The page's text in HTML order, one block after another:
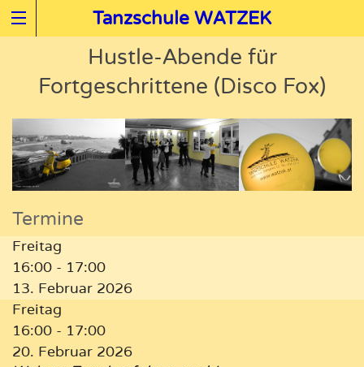
Tanzschule WATZEK
Hustle-Abende für
Fortgeschrittene (Disco Fox)
Termine
Freitag
16:00 - 17:00
13. Februar 2026
Freitag
16:00 - 17:00
20. Februar 2026